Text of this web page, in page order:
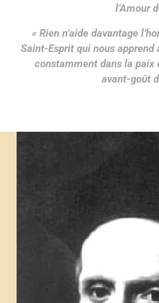
l’Amour
« Rien n’aide davantage
Saint-Esprit qui nous apprend
constamment dans la paix
avant-goût